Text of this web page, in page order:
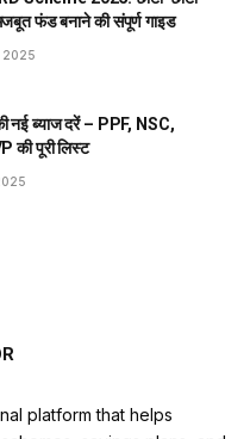
फंड बनाने की संपूर्ण गाइड
2025
नई ब्याज दरें – PPF, NSC,
की पूरी लिस्ट
platform that helps